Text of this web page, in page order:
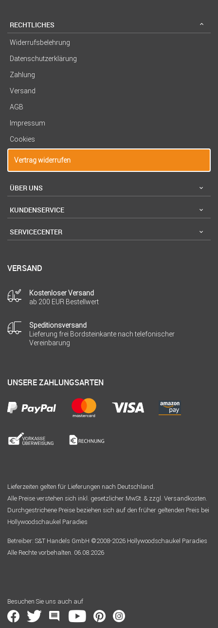
RECHTLICHES
Widerrufsbelehrung
Datenschutzerklärung
Zahlung
Versand
AGB
Impressum
Cookies
Vertrag widerrufen
ÜBER UNS
KUNDENSERVICE
SERVICECENTER
VERSAND
Kostenloser Versand
ab 200 EUR Bestellwert
Speditionsversand
Lieferung frei Bordsteinkante nach telefonischer
Vereinbarung
UNSERE ZAHLUNGSARTEN
Lieferzeiten gelten für Lieferungen nach Deutschland.
Alle Preise verstehen sich inkl. gesetzlicher MwSt. & zzgl. Versandkosten.
Durchgestrichene Preise beziehen sich auf den früher geltenden Preis bei
Hollywoodschaukel Paradies
Betreiber: S&T Handels GmbH ©2008-2026 Hollywoodschaukel Paradies
Alle Rechte vorbehalten. 06.08.2026
Besuchen Sie uns auch auf